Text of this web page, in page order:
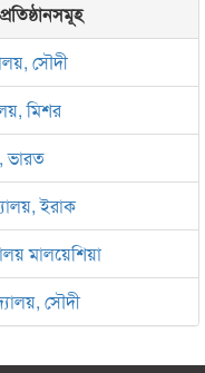
সৌদী
মিশর
ভারত
ইরাক
মালয়েশিয়া
সৌদী